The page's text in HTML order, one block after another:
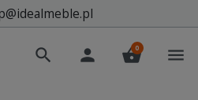
search person shopping_basket
0 menu